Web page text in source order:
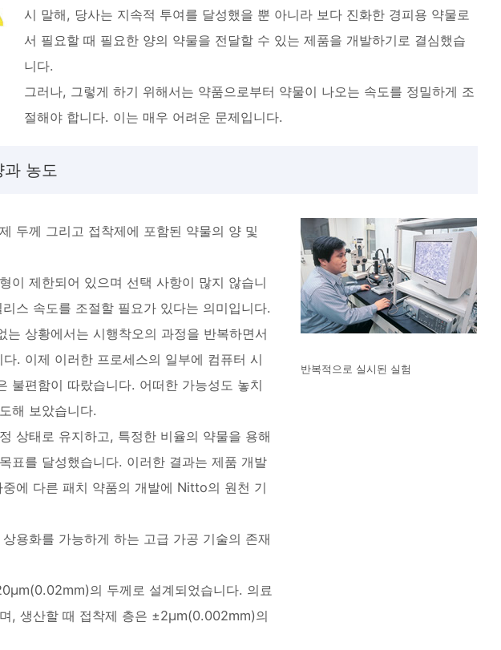
시 말해, 당사는 지속적 투여를 달성했을 뿐 아니라 보다 진화한 경피용 약물로
서 필요할 때 필요한 양의 약물을 전달할 수 있는 제품을 개발하기로 결심했습
니다.
그러나, 그렇게 하기 위해서는 약품으로부터 약물이 나오는 속도를 정밀하게 조
절해야 합니다. 이는 매우 어려운 문제입니다.
농도
두께 그리고 접착제에 포함된 약물의 양 및
이 제한되어 있으며 선택 사항이 많지 않습니
스 속도를 조절할 필요가 있다는 의미입니다.
상황에서는 시행착오의 과정을 반복하면서
. 이제 이러한 프로세스의 일부에 컴퓨터 시
불편함이 따랐습니다. 어떠한 가능성도 놓치
해 보았습니다.
상태로 유지하고, 특정한 비율의 약물을 용해
표를 달성했습니다. 이러한 결과는 제품 개발
에 다른 패치 약품의 개발에 Nitto의 원천 기
용화를 가능하게 하는 고급 가공 기술의 존재
의 두께로 설계되었습니다. 의료
, 생산할 때 접착제 층은 ±2µm(0.002mm)의
반복적으로 실시된 실험